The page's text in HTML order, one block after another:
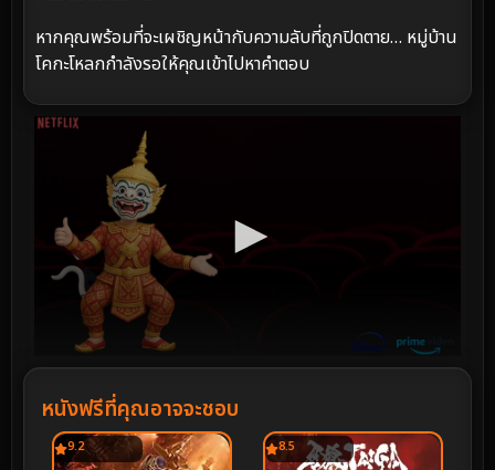
หากคุณพร้อมที่จะเผชิญหน้ากับความลับที่ถูกปิดตาย… หมู่บ้าน
โคกะโหลกกำลังรอให้คุณเข้าไปหาคำตอบ
หนังฟรีที่คุณอาจจะชอบ
9.2 8.5